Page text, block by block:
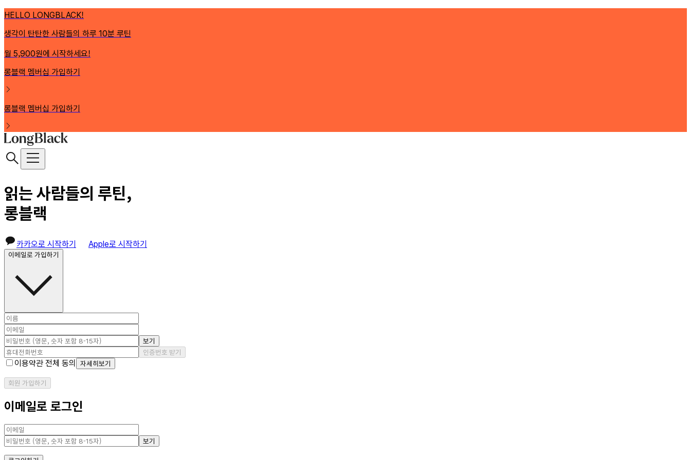
HELLO LONGBLACK!
생각이 탄탄한 사람들의 하루 10분 루틴
월 5,900원에 시작하세요!
롱블랙 멤버십 가입하기
롱블랙 멤버십 가입하기
읽는 사람들의 루틴,
롱블랙
카카오로 시작하기 Apple로 시작하기
이메일로 가입하기
보기
인증번호 받기
이용약관 전체 동의 자세히보기
회원 가입하기
이메일로 로그인
보기